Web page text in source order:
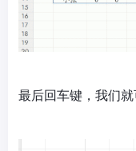
最后回车键，我们